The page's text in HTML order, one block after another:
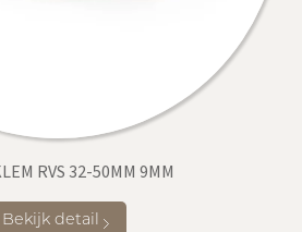
RVS 32-50MM 9MM
Bekijk detail